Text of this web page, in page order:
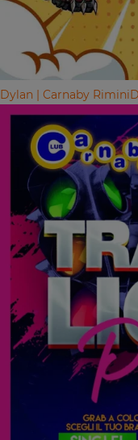
Dylan | Carnaby Rimini